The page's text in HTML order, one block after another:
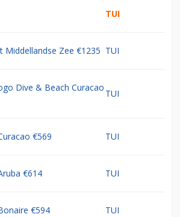
TUI
Middellandse Zee €1235 TUI
Dive & Beach Curacao
TUI
€569 TUI
€614 TUI
€594 TUI